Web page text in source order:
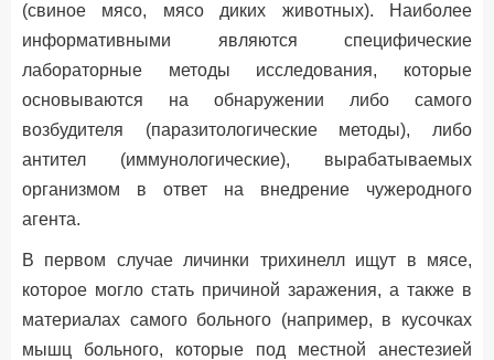
(свиное мясо, мясо диких животных). Наиболее
информативными являются специфические
лабораторные методы исследования, которые
основываются на обнаружении либо самого
возбудителя (паразитологические методы), либо
антител (иммунологические), вырабатываемых
организмом в ответ на внедрение чужеродного
агента.
В первом случае личинки трихинелл ищут в мясе,
которое могло стать причиной заражения, а также в
материалах самого больного (например, в кусочках
мышц больного, которые под местной анестезией